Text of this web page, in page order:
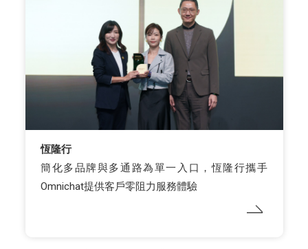
恆隆行
簡化多品牌與多通路為單一入口，恆隆行攜手
Omnichat提供客戶零阻力服務體驗